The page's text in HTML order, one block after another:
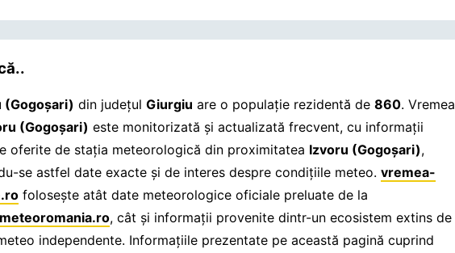
(Gogoşari) din județulGiurgiu are o populație rezidentă de860. Vremea
(Gogoşari) este monitorizată și actualizată frecvent, cu informații
oferite de stația meteorologică din proximitatea Izvoru (Gogoşari),
se astfel date exacte și de interes despre condițiile meteo.vremea-
folosește atât date meteorologice oficiale preluate de la
, cât și informații provenite dintr-un ecosistem extins de
independente. Informațiile prezentate pe această pagină cuprind